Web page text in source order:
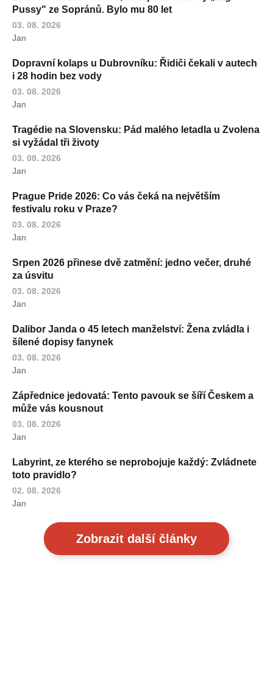
Pussy" ze Sopránů. Bylo mu 80 let
03. 08. 2026
Jan
Dopravní kolaps u Dubrovníku: Řidiči čekali v autech
i 28 hodin bez vody
03. 08. 2026
Jan
Tragédie na Slovensku: Pád malého letadla u Zvolena
si vyžádal tři životy
03. 08. 2026
Jan
Prague Pride 2026: Co vás čeká na největším
festivalu roku v Praze?
03. 08. 2026
Jan
Srpen 2026 přinese dvě zatmění: jedno večer, druhé
za úsvitu
03. 08. 2026
Jan
Dalibor Janda o 45 letech manželství: Žena zvládla i
šílené dopisy fanynek
03. 08. 2026
Jan
Zápřednice jedovatá: Tento pavouk se šíří Českem a
může vás kousnout
03. 08. 2026
Jan
Labyrint, ze kterého se neprobojuje každý: Zvládnete
toto pravidlo?
02. 08. 2026
Jan
Zobrazit další články